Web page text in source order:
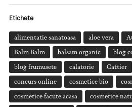
Etichete
alimentatie sanatoasa aloe vera
Balm Balm balsam organic blog
blog frumusete calatorie Cattier
concurs online cosmetice bio
cosmetice facute acasa cosmetice